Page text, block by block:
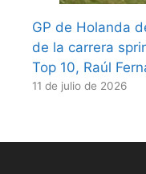
GP de Holanda
de la carrera
Top 10, Raúl
11 de julio de 2026